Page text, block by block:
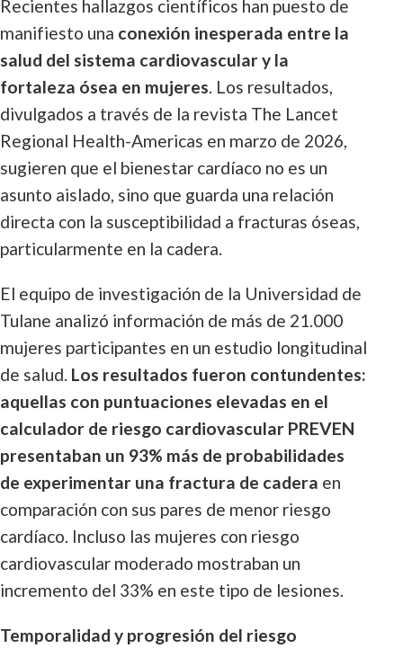
Recientes hallazgos científicos han puesto de
manifiesto una conexión inesperada entre la
salud del sistema cardiovascular y la
fortaleza ósea en mujeres. Los resultados,
divulgados a través de la revista The Lancet
Regional Health-Americas en marzo de 2026,
sugieren que el bienestar cardíaco no es un
asunto aislado, sino que guarda una relación
directa con la susceptibilidad a fracturas óseas,
particularmente en la cadera.
El equipo de investigación de la Universidad de
Tulane analizó información de más de 21.000
mujeres participantes en un estudio longitudinal
de salud. Los resultados fueron contundentes:
aquellas con puntuaciones elevadas en el
calculador de riesgo cardiovascular PREVEN
presentaban un 93% más de probabilidades
de experimentar una fractura de cadera en
comparación con sus pares de menor riesgo
cardíaco. Incluso las mujeres con riesgo
cardiovascular moderado mostraban un
incremento del 33% en este tipo de lesiones.
Temporalidad y progresión del riesgo